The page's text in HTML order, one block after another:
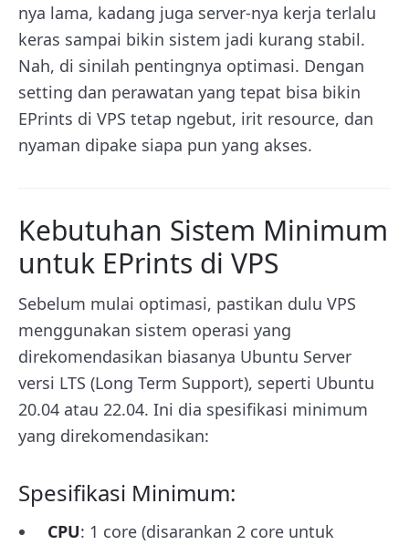
nya lama, kadang juga server-nya kerja terlalu
keras sampai bikin sistem jadi kurang stabil.
Nah, di sinilah pentingnya optimasi. Dengan
setting dan perawatan yang tepat bisa bikin
EPrints di VPS tetap ngebut, irit resource, dan
nyaman dipake siapa pun yang akses.
Kebutuhan Sistem Minimum
untuk EPrints di VPS
Sebelum mulai optimasi, pastikan dulu VPS
menggunakan sistem operasi yang
direkomendasikan biasanya Ubuntu Server
versi LTS (Long Term Support), seperti Ubuntu
20.04 atau 22.04. Ini dia spesifikasi minimum
yang direkomendasikan:
Spesifikasi Minimum:
CPU: 1 core (disarankan 2 core untuk